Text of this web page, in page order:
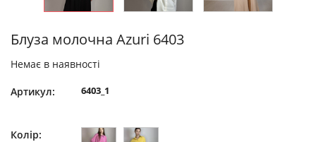
Блуза молочна Azuri 6403
Немає в наявності
Артикул: 6403_1
Колір: